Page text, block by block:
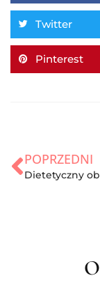
Twitter
Pinterest
POPRZEDNI